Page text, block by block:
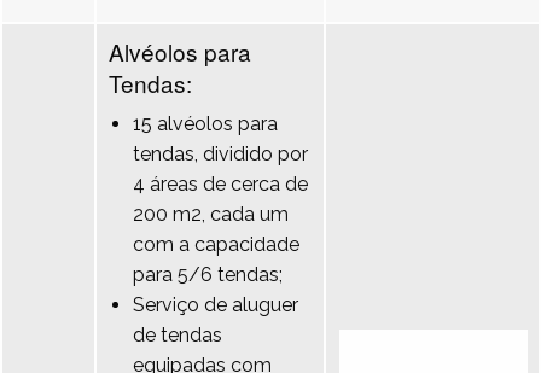
Alvéolos para
Tendas:
15 alvéolos para
tendas, dividido por
4 áreas de cerca de
200 m2, cada um
com a capacidade
para 5/6 tendas;
Serviço de aluguer
de tendas
equipadas com